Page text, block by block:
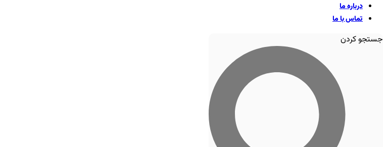
درباره ما
تماس با ما
جستجو کردن